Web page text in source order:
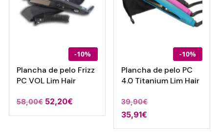
-10%
Plancha de pelo Frizz
PC VOL Lim Hair
58,00€ 52,20€
-10%
Plancha de pelo PC
4.0 Titanium Lim Hair
39,90€
35,91€